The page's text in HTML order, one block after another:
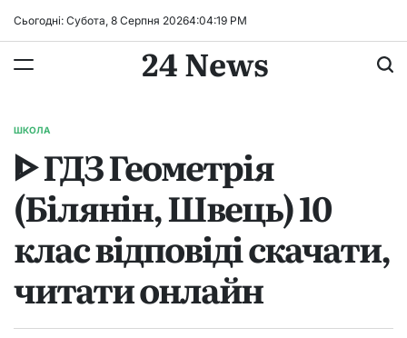
Сьогодні: Субота, 8 Серпня 20264:04:19 PM
24 News
ОПУБЛІКУВАТИ
ШКОЛА
ᐈ ГДЗ Геометрія
(Білянін, Швець) 10
клас відповіді скачати,
читати онлайн